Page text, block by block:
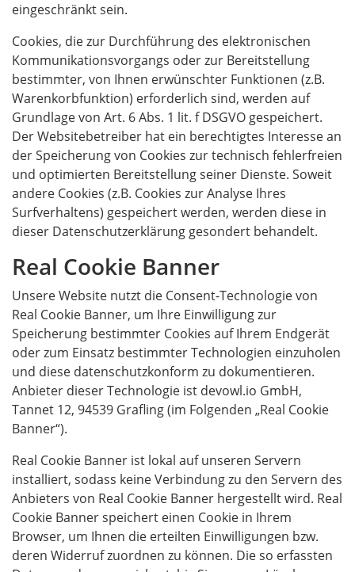
eingeschränkt sein.
Cookies, die zur Durchführung des elektronischen
Kommunikationsvorgangs oder zur Bereitstellung
bestimmter, von Ihnen erwünschter Funktionen (z.B.
Warenkorbfunktion) erforderlich sind, werden auf
Grundlage von Art. 6 Abs. 1 lit. f DSGVO gespeichert.
Der Websitebetreiber hat ein berechtigtes Interesse an
der Speicherung von Cookies zur technisch fehlerfreien
und optimierten Bereitstellung seiner Dienste. Soweit
andere Cookies (z.B. Cookies zur Analyse Ihres
Surfverhaltens) gespeichert werden, werden diese in
dieser Datenschutzerklärung gesondert behandelt.
Real Cookie Banner
Unsere Website nutzt die Consent-Technologie von
Real Cookie Banner, um Ihre Einwilligung zur
Speicherung bestimmter Cookies auf Ihrem Endgerät
oder zum Einsatz bestimmter Technologien einzuholen
und diese datenschutzkonform zu dokumentieren.
Anbieter dieser Technologie ist devowl.io GmbH,
Tannet 12, 94539 Grafling (im Folgenden „Real Cookie
Banner“).
Real Cookie Banner ist lokal auf unseren Servern
installiert, sodass keine Verbindung zu den Servern des
Anbieters von Real Cookie Banner hergestellt wird. Real
Cookie Banner speichert einen Cookie in Ihrem
Browser, um Ihnen die erteilten Einwilligungen bzw.
deren Widerruf zuordnen zu können. Die so erfassten